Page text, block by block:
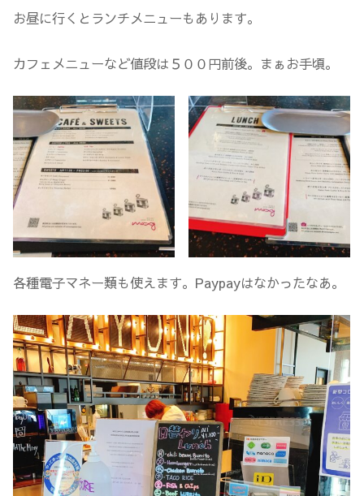
お昼に行くとランチメニューもあります。
カフェメニューなど値段は５００円前後。まぁお手頃。
各種電子マネー類も使えます。Paypayはなかったなあ。